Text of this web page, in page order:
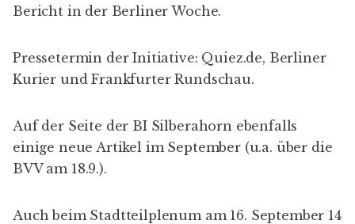
Bericht in der Berliner Woche.
Pressetermin der Initiative: Quiez.de, Berliner
Kurier undFrankfurter Rundschau.
Auf der Seite der BI Silberahorn ebenfalls
einige neue Artikel im September (u.a. über die
BVV am 18.9.).
Auch beim Stadtteilplenum am 16. September 14